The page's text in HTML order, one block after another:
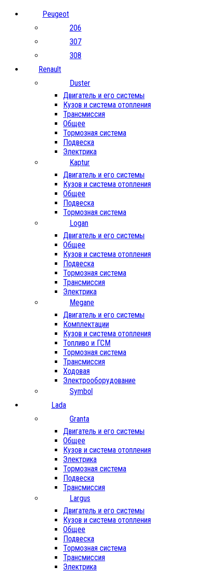
Peugeot
206
307
308
Renault
Duster
Двигатель и его системы
Кузов и система отопления
Трансмиссия
Общее
Тормозная система
Подвеска
Электрика
Kaptur
Двигатель и его системы
Кузов и система отопления
Общее
Подвеска
Тормозная система
Logan
Двигатель и его системы
Общее
Кузов и система отопления
Подвеска
Тормозная система
Трансмиссия
Электрика
Megane
Двигатель и его системы
Комплектации
Кузов и система отопления
Топливо и ГСМ
Тормозная система
Трансмиссия
Ходовая
Электрооборудование
Symbol
Lada
Granta
Двигатель и его системы
Общее
Кузов и система отопления
Электрика
Тормозная система
Подвеска
Трансмиссия
Largus
Двигатель и его системы
Кузов и система отопления
Общее
Подвеска
Тормозная система
Трансмиссия
Электрика